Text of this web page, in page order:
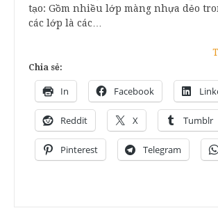
tạo: Gồm nhiều lớp màng nhựa dẻo
các lớp là các…
Chia sẻ:
In Facebook
Reddit X Tumblr
Pinterest Telegram